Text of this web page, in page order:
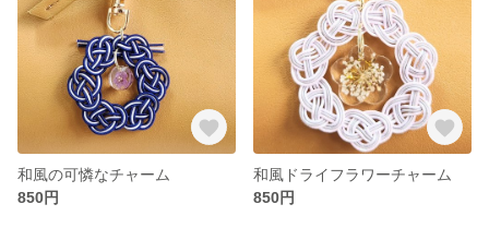
和風の可憐なチャーム
850円
和風ドライフラワーチャーム
850円